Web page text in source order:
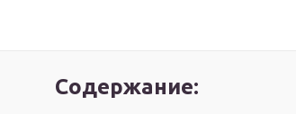
Содержание: